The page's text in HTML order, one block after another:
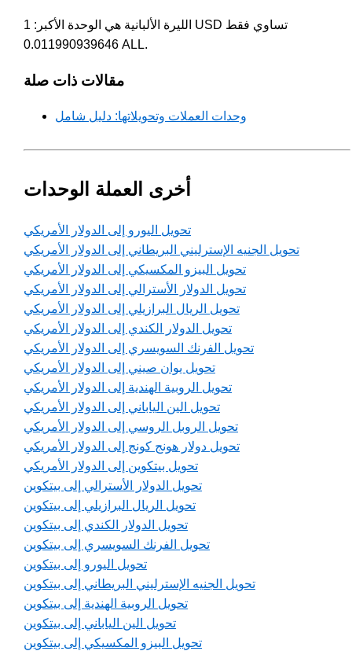
الليرة الألبانية هي الوحدة الأكبر: 1 USD تساوي فقط
0.011990939646 ALL.
مقالات ذات صلة
وحدات العملات وتحويلاتها: دليل شامل
أخرى العملة الوحدات
تحويل اليورو إلى الدولار الأمريكي
تحويل الجنيه الإسترليني البريطاني إلى الدولار الأمريكي
تحويل البيزو المكسيكي إلى الدولار الأمريكي
تحويل الدولار الأسترالي إلى الدولار الأمريكي
تحويل الريال البرازيلي إلى الدولار الأمريكي
تحويل الدولار الكندي إلى الدولار الأمريكي
تحويل الفرنك السويسري إلى الدولار الأمريكي
تحويل يوان صيني إلى الدولار الأمريكي
تحويل الروبية الهندية إلى الدولار الأمريكي
تحويل الين الياباني إلى الدولار الأمريكي
تحويل الروبل الروسي إلى الدولار الأمريكي
تحويل دولار هونج كونج إلى الدولار الأمريكي
تحويل بيتكوين إلى الدولار الأمريكي
تحويل الدولار الأسترالي إلى بيتكوين
تحويل الريال البرازيلي إلى بيتكوين
تحويل الدولار الكندي إلى بيتكوين
تحويل الفرنك السويسري إلى بيتكوين
تحويل اليورو إلى بيتكوين
تحويل الجنيه الإسترليني البريطاني إلى بيتكوين
تحويل الروبية الهندية إلى بيتكوين
تحويل الين الياباني إلى بيتكوين
تحويل البيزو المكسيكي إلى بيتكوين